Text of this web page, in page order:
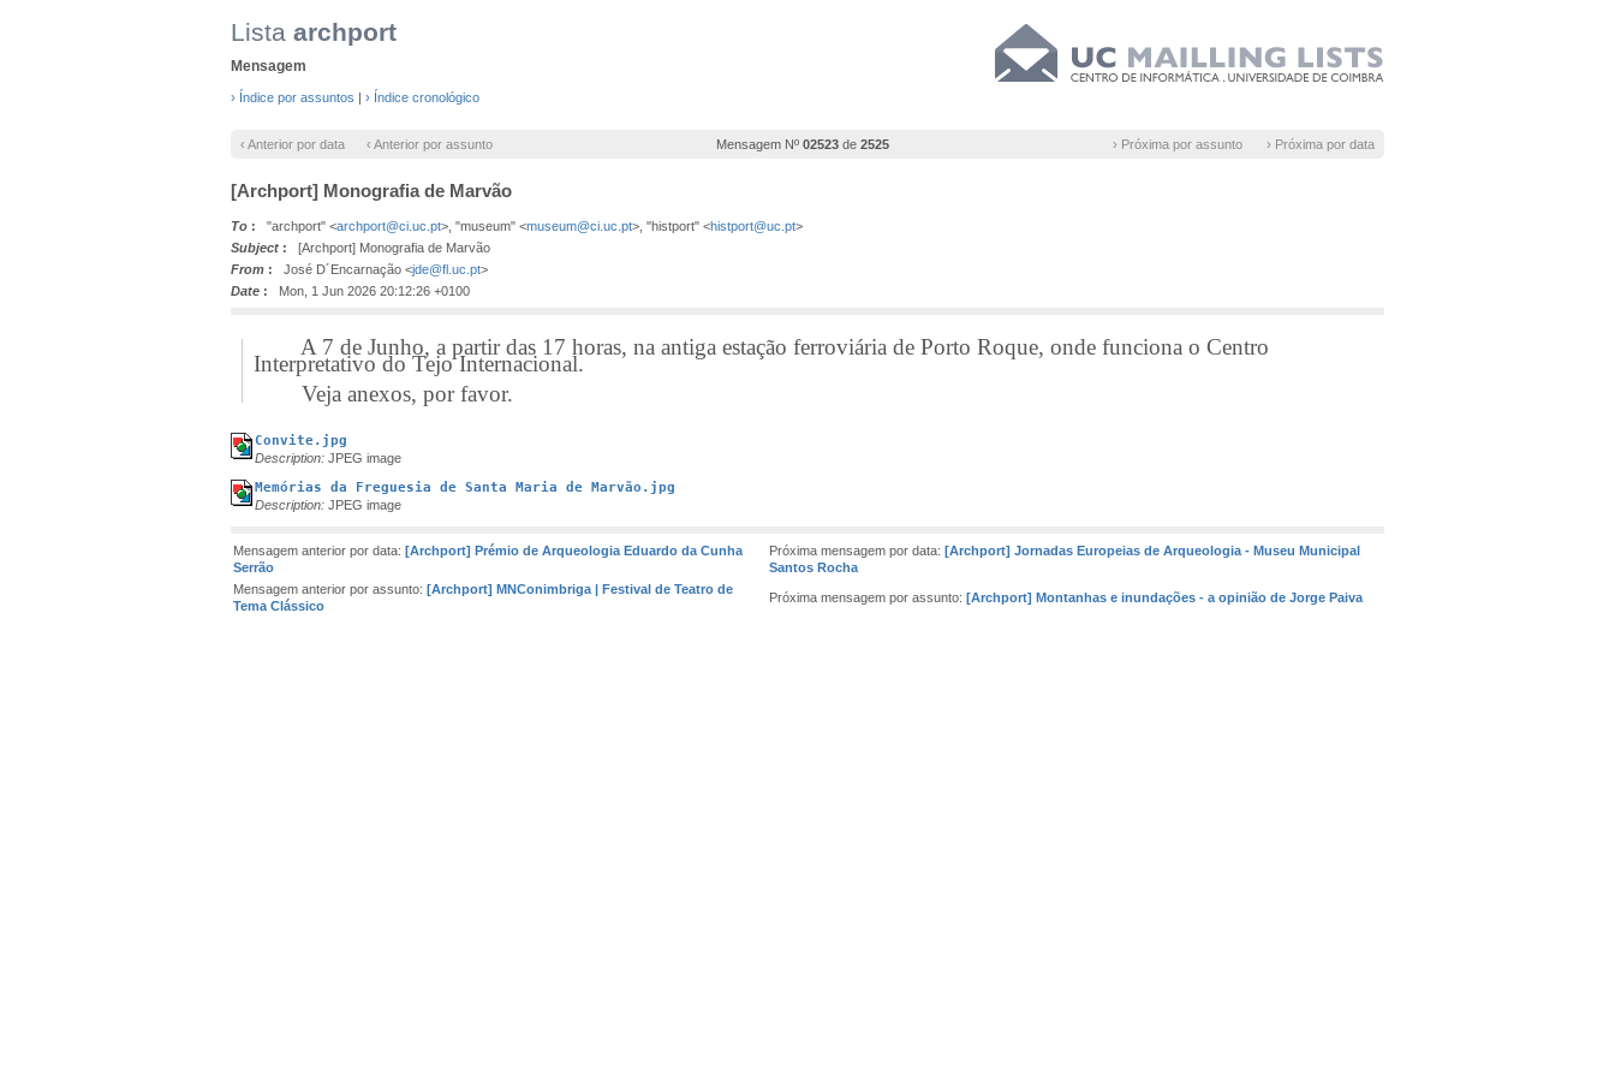
Lista archport
Mensagem
› Índice por assuntos | › Índice cronológico
‹ Anterior por data ‹ Anterior por assunto Mensagem Nº 02523 de 2525 › Próxima por assunto › Próxima por data
[Archport] Monografia de Marvão
To : "archport" <archport@ci.uc.pt>, "museum" <museum@ci.uc.pt>, "histport" <histport@uc.pt>
Subject : [Archport] Monografia de Marvão
From : José D´Encarnação <jde@fl.uc.pt>
Date : Mon, 1 Jun 2026 20:12:26 +0100
A 7 de Junho, a partir das 17 horas, na antiga estação ferroviária de Porto Roque, onde funciona o Centro
Interpretativo do Tejo Internacional.
Veja anexos, por favor.
Convite.jpg
Description: JPEG image
Memórias da Freguesia de Santa Maria de Marvão.jpg
Description: JPEG image
Mensagem anterior por data: [Archport] Prémio de Arqueologia Eduardo da Cunha
Serrão
Próxima mensagem por data: [Archport] Jornadas Europeias de Arqueologia - Museu Municipal
Santos Rocha
Mensagem anterior por assunto: [Archport] MNConimbriga | Festival de Teatro de
Tema Clássico
Próxima mensagem por assunto: [Archport] Montanhas e inundações - a opinião de Jorge Paiva